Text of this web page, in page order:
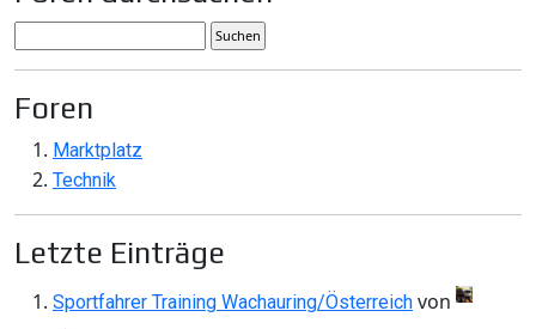
Foren
Marktplatz
Technik
Letzte Einträge
Sportfahrer Training Wachauring/Österreich von